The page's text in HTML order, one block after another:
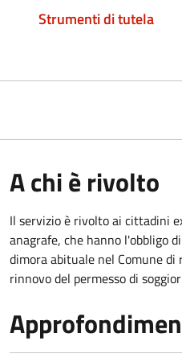
Strumenti di tutela
A chi è rivolto
Il servizio è rivolto ai cittadini
anagrafe, che hanno l'obbligo
dimora abituale nel Comune
rinnovo del permesso di